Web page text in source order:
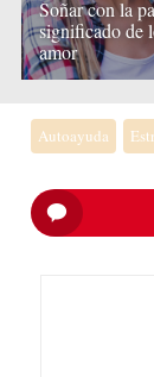
Soñar con la
significado de
amor
Autoayuda